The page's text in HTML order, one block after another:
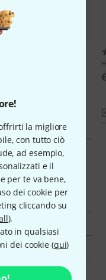
la migliore
con tutto ciò
ad esempio,
e il
per te va bene,
dei cookie per
cliccando su
).
in qualsiasi
dei cookie (qui)
In-Ear
PA